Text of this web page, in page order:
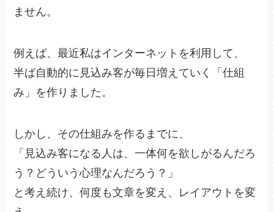
ません。
例えば、最近私はインターネットを利用して、
半ば自動的に見込み客が毎日増えていく「仕組
み」を作りました。
しかし、その仕組みを作るまでに、
「見込み客になる人は、一体何を欲しがるんだろ
う？どういう心理なんだろう？」
と考え続け、何度も文章を変え、レイアウトを変